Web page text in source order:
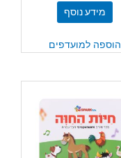
מידע נוסף
הוספה למועדפים